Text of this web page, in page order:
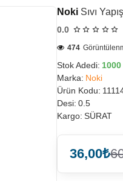
Noki Sıvı
0.0
Stok Adedi: 1000
Marka: Noki
Ürün Kodu:
Desi: 0.5
Kargo: SÜRAT
474
36,00₺